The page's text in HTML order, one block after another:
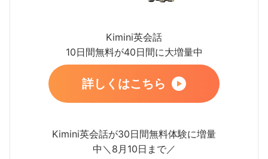
Kimini英会話
10日間無料が40日間に大増量中
詳しくはこちら
Kimini英会話が30日間無料体験に増量
中＼8月10日まで／